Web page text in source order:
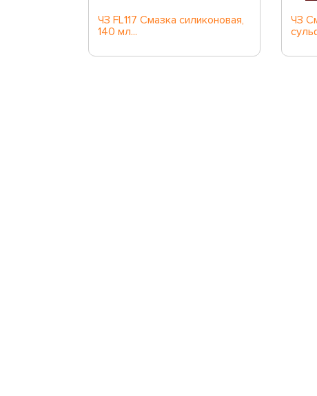
ЧЗ FL117 Смазка силиконовая,
140 мл...
ЧЗ